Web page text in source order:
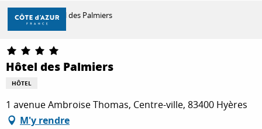
Aller
contenu
principal
DÉCOUVRIR
À FAIRE
Accueil Hôtel des Palmiers
Hôtel des Palmiers
HÔTEL
1 avenue Ambroise Thomas, Centre-ville, 83400 Hyères
M'y rendre